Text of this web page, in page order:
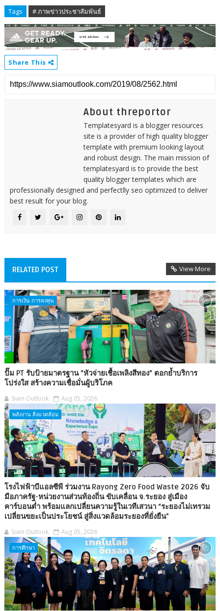
Tags # ภาพข่าวประชาสัมพันธ์
Share This
About threportor
Templatesyard is a blogger resources
site is a provider of high quality blogger
template with premium looking layout
and robust design. The main mission of
templatesyard is to provide the best
quality blogger templates which are
professionally designed and perfectlly seo optimized to deliver
best result for your blog.
RELATED POST View More
การเงิน การลงทุน
ปั๊ม PT รับป้ายมาตรฐาน "หัวจ่ายเชื้อเพลิงสีทอง" ตอกย้ำบริการ
โปร่งใส สร้างความเชื่อมั่นผู้บริโภค
Siam Outlook Aug 05, 2026
พลังงาน สิ่งแวดล้อม
โรงไฟฟ้าบีแอลซีพี ร่วมงาน Rayong Zero Food Waste 2026 จับ
มือภาครัฐ-หน่วยงานส่วนท้องถิ่น ขับเคลื่อน จ.ระยอง สู่เมือง
คาร์บอนต่ำ พร้อมแลกเปลี่ยนความรู้ในเวทีเสวนา “ระยองไม่เทรวม
เปลี่ยนขยะเป็นประโยชน์ สู่สิ่งแวดล้อมระยองที่ยั่งยืน”
Siam Outlook Aug 05, 2026
การศึกษา